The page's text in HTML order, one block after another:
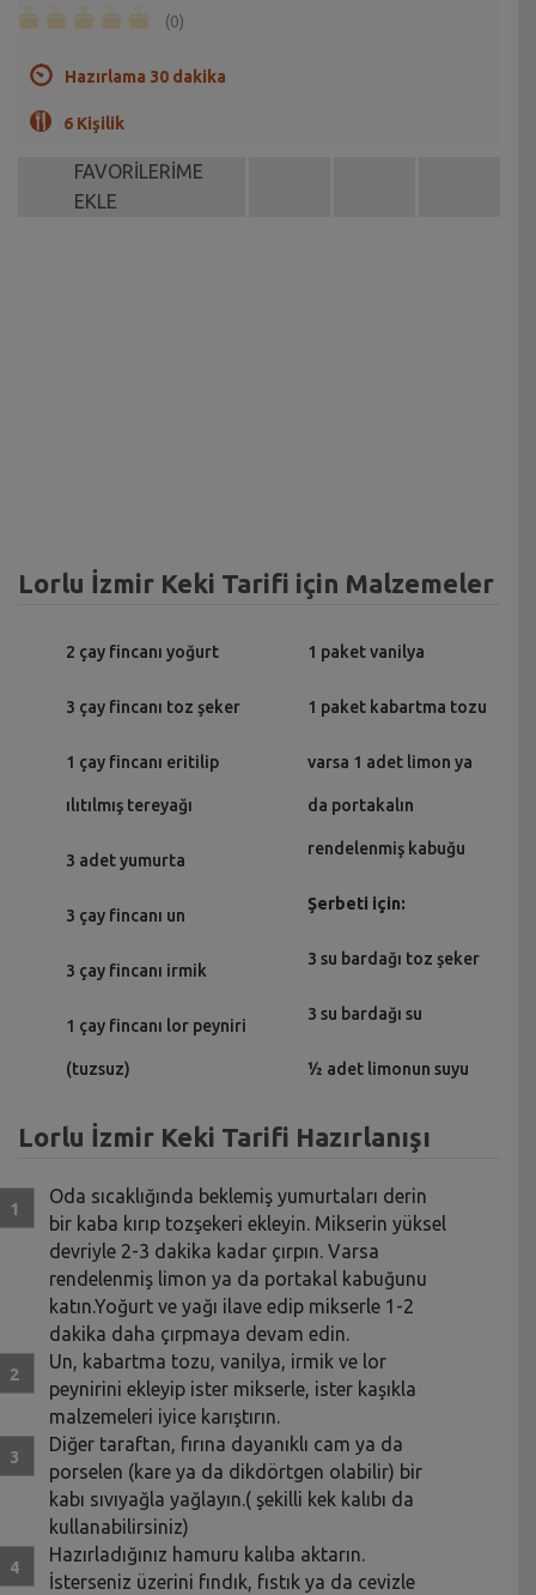
(0)
Hazırlama 30 dakika
6 Kişilik
FAVORİLERİME
EKLE
Lorlu İzmir Keki Tarifi için Malzemeler
2 çay fincanı yoğurt
3 çay fincanı toz şeker
1 çay fincanı eritilip
ılıtılmış tereyağı
3 adet yumurta
3 çay fincanı un
3 çay fincanı irmik
1 çay fincanı lor peyniri
(tuzsuz)
1 paket vanilya
1 paket kabartma tozu
varsa 1 adet limon ya
da portakalın
rendelenmiş kabuğu
Şerbeti için:
3 su bardağı toz şeker
3 su bardağı su
½ adet limonun suyu
Lorlu İzmir Keki Tarifi Hazırlanışı
Oda sıcaklığında beklemiş yumurtaları derin
bir kaba kırıp tozşekeri ekleyin. Mikserin yüksel
devriyle 2-3 dakika kadar çırpın. Varsa
rendelenmiş limon ya da portakal kabuğunu
katın.Yoğurt ve yağı ilave edip mikserle 1-2
dakika daha çırpmaya devam edin.
Un, kabartma tozu, vanilya, irmik ve lor
peynirini ekleyip ister mikserle, ister kaşıkla
malzemeleri iyice karıştırın.
Diğer taraftan, fırına dayanıklı cam ya da
porselen (kare ya da dikdörtgen olabilir) bir
kabı sıvıyağla yağlayın.( şekilli kek kalıbı da
kullanabilirsiniz)
Hazırladığınız hamuru kalıba aktarın.
İsterseniz üzerini fındık, fıstık ya da cevizle